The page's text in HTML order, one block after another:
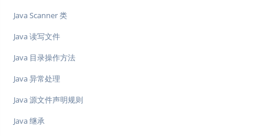
Java Scanner 类
Java 读写文件
Java 目录操作方法
Java 异常处理
Java 源文件声明规则
Java 继承